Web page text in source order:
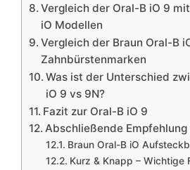
Vergleich der Oral-B iO 9
iO Modellen
Vergleich der Braun Oral-B
Zahnbürstenmarken
Was ist der Unterschied
iO 9 vs 9N?
Fazit zur Oral-B iO 9
Abschließende
Braun Oral-B iO
Kurz & Knapp – Wichtige